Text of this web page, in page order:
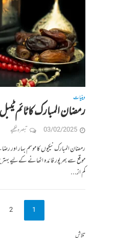
دینیات
رمضان المبارک کا ٹائم
03/02/2025 تبصرہ لکھیے
رمضان المبارک نیکیوں کا موسم بہار
موقع سے بھرپور فائدہ اٹھانے کےلیے
کم از...
1
2